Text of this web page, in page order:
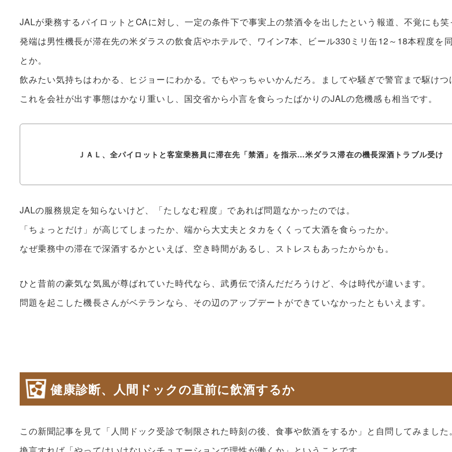
JALが乗務するパイロットとCAに対し、一定の条件下で事実上の禁酒令を出したという報道、不覚にも
発端は男性機長が滞在先の米ダラスの飲食店やホテルで、ワイン7本、ビール330ミリ缶12～18本程度を
とか。
飲みたい気持ちはわかる、ヒジョーにわかる。でもやっちゃいかんだろ。ましてや騒ぎで警官まで駆け
これを会社が出す事態はかなり重いし、国交省から小言を食らったばかりのJALの危機感も相当です。
ＪＡＬ、全パイロットと客室乗務員に滞在先「禁酒」を指示…米ダラス滞在の機長深酒トラブル受け
JALの服務規定を知らないけど、「たしなむ程度」であれば問題なかったのでは。
「ちょっとだけ」が高じてしまったか、端から大丈夫とタカをくくって大酒を食らったか。
なぜ乗務中の滞在で深酒するかといえば、空き時間があるし、ストレスもあったからかも。
ひと昔前の豪気な気風が尊ばれていた時代なら、武勇伝で済んだだろうけど、今は時代が違います。
問題を起こした機長さんがベテランなら、その辺のアップデートができていなかったともいえます。
健康診断、人間ドックの直前に飲酒するか
この新聞記事を見て「人間ドック受診で制限された時刻の後、食事や飲酒をするか」と自問してみました